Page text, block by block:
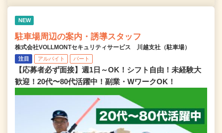
NEW
駐車場周辺の案内・誘導スタッフ
株式会社VOLLMONTセキュリティサービス 川越支社（駐車場）
注目 アルバイト パート
【応募者必ず面接】週1日～OK！シフト自由！未経験大
歓迎！20代〜80代活躍中！副業・WワークOK！